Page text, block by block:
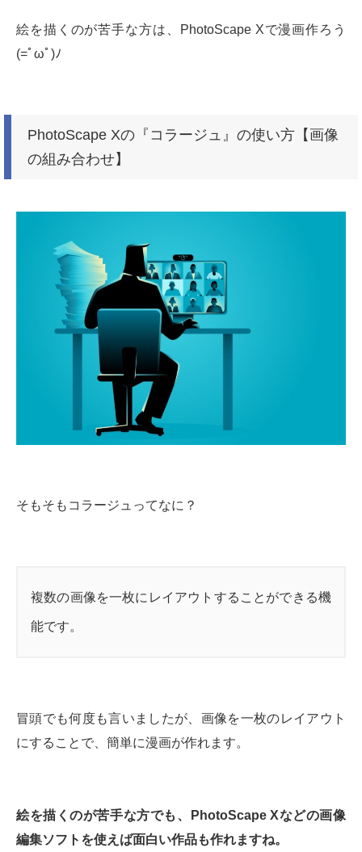
絵を描くのが苦手な方は、PhotoScape Xで漫画作ろう
(=ﾟωﾟ)ﾉ
PhotoScape Xの『コラージュ』の使い方【画像
の組み合わせ】
そもそもコラージュってなに？
複数の画像を一枚にレイアウトすることができる機
能です。
冒頭でも何度も言いましたが、画像を一枚のレイアウト
にすることで、簡単に漫画が作れます。
絵を描くのが苦手な方でも、PhotoScape Xなどの画像
編集ソフトを使えば面白い作品も作れますね。